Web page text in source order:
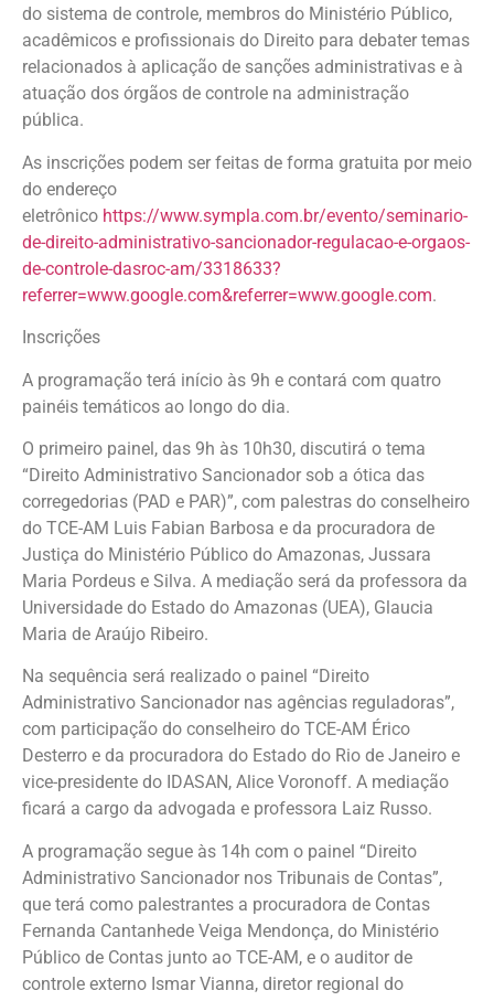
do sistema de controle, membros do Ministério Público,
acadêmicos e profissionais do Direito para debater temas
relacionados à aplicação de sanções administrativas e à
atuação dos órgãos de controle na administração
pública.
As inscrições podem ser feitas de forma gratuita por meio
do endereço
eletrônico https://www.sympla.com.br/evento/seminario-
de-direito-administrativo-sancionador-regulacao-e-orgaos-
de-controle-dasroc-am/3318633?
referrer=www.google.com&referrer=www.google.com.
Inscrições
A programação terá início às 9h e contará com quatro
painéis temáticos ao longo do dia.
O primeiro painel, das 9h às 10h30, discutirá o tema
“Direito Administrativo Sancionador sob a ótica das
corregedorias (PAD e PAR)”, com palestras do conselheiro
do TCE-AM Luis Fabian Barbosa e da procuradora de
Justiça do Ministério Público do Amazonas, Jussara
Maria Pordeus e Silva. A mediação será da professora da
Universidade do Estado do Amazonas (UEA), Glaucia
Maria de Araújo Ribeiro.
Na sequência será realizado o painel “Direito
Administrativo Sancionador nas agências reguladoras”,
com participação do conselheiro do TCE-AM Érico
Desterro e da procuradora do Estado do Rio de Janeiro e
vice-presidente do IDASAN, Alice Voronoff. A mediação
ficará a cargo da advogada e professora Laiz Russo.
A programação segue às 14h com o painel “Direito
Administrativo Sancionador nos Tribunais de Contas”,
que terá como palestrantes a procuradora de Contas
Fernanda Cantanhede Veiga Mendonça, do Ministério
Público de Contas junto ao TCE-AM, e o auditor de
controle externo Ismar Vianna, diretor regional do